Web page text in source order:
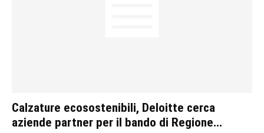
Calzature ecosostenibili, Deloitte cerca
aziende partner per il bando di Regione...